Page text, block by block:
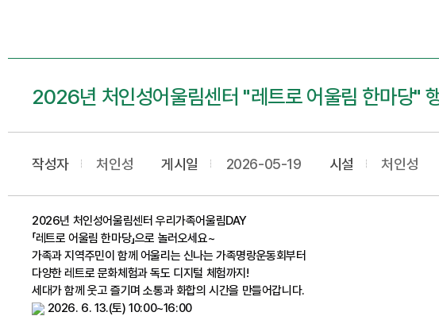
2026년 처인성어울림센터 "레트로 어울림 한마당"
작성자 처인성 게시일 2026-05-19 시설 처인성
2026년 처인성어울림센터 우리가족어울림DAY
「레트로 어울림 한마당」으로 놀러오세요~
가족과 지역주민이 함께 어울리는 신나는 가족명랑운동회부터
다양한 레트로 문화체험과 독도 디지털 체험까지!
세대가 함께 웃고 즐기며 소통과 화합의 시간을 만들어갑니다.
2026. 6. 13.(토) 10:00~16:00